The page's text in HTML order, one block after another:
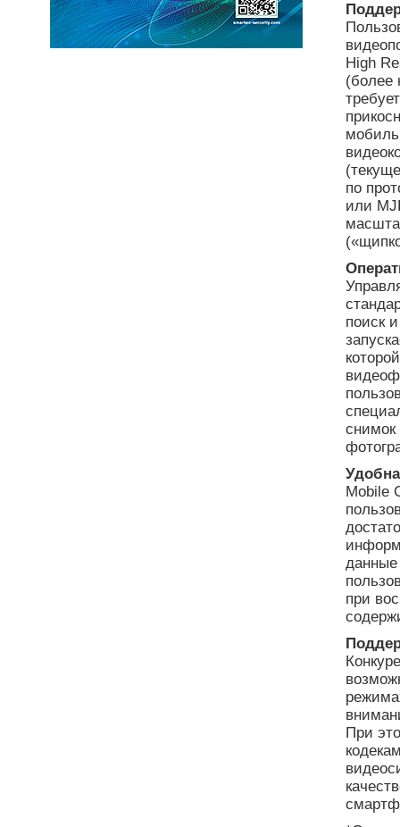
High
(более
по
или
поиск
снимок
Mobile
данные
при
При